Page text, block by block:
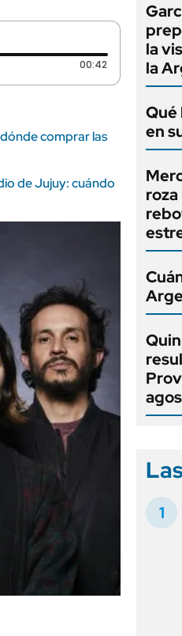
00:42 Duración: 42
comprar las
de Jujuy: cuándo
la
la
Qué
en